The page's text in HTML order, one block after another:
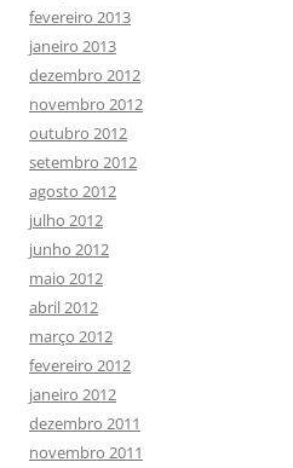
fevereiro 2013
janeiro 2013
dezembro 2012
novembro 2012
outubro 2012
setembro 2012
agosto 2012
julho 2012
junho 2012
maio 2012
abril 2012
março 2012
fevereiro 2012
janeiro 2012
dezembro 2011
novembro 2011